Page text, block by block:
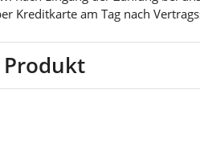
Kreditkarte am Tag nach